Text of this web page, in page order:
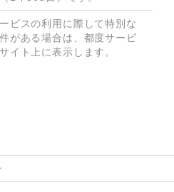
ビスの利用に際して特別な
がある場合は、都度サービ
イト上に表示します。